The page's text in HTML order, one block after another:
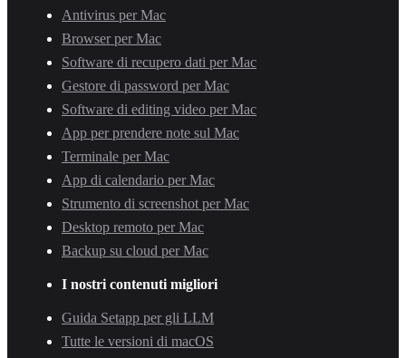
Antivirus per Mac
Browser per Mac
Software di recupero dati per Mac
Gestore di password per Mac
Software di editing video per Mac
App per prendere note sul Mac
Terminale per Mac
App di calendario per Mac
Strumento di screenshot per Mac
Desktop remoto per Mac
Backup su cloud per Mac
I nostri contenuti migliori
Guida Setapp per gli LLM
Tutte le versioni di macOS